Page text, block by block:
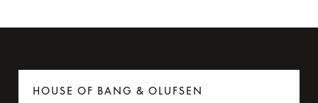
HOUSE OF BANG & OLUFSEN